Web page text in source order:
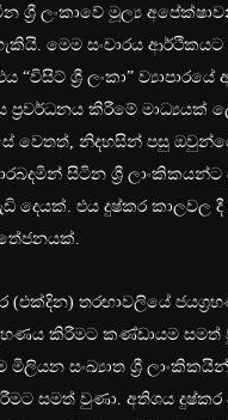
ශ්‍රී ලංකාවේ මූල්‍ය
මෙම සංචාරය
ශ්‍රී ලංකා” ව්‍යාපාරයේ
ප්‍රවර්ධනය කිරීමේ මාධ්‍යයක්
වෙතත්, නිදහසින් පසු
සිටින ශ්‍රී ලාංකිකයන්ට
දෙයක්. එය දුෂ්කර කාලවල දී
(එක්දින) තරඟාවලියේ
කිරීමට කණ්ඩායම
මිලියන සංඛ්‍යාත ශ්‍රී
සමත් වුණා. අතිශය දුෂ්කර